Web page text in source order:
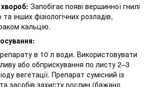
Запобігає появі вершинної гнилі
інших фізіологічних розладів,
кальцію.
в 10 л води. Використовувати
або обприскування по листу 2–3
вегетації. Препарат сумісний із
засобів захисту рослин (бажано